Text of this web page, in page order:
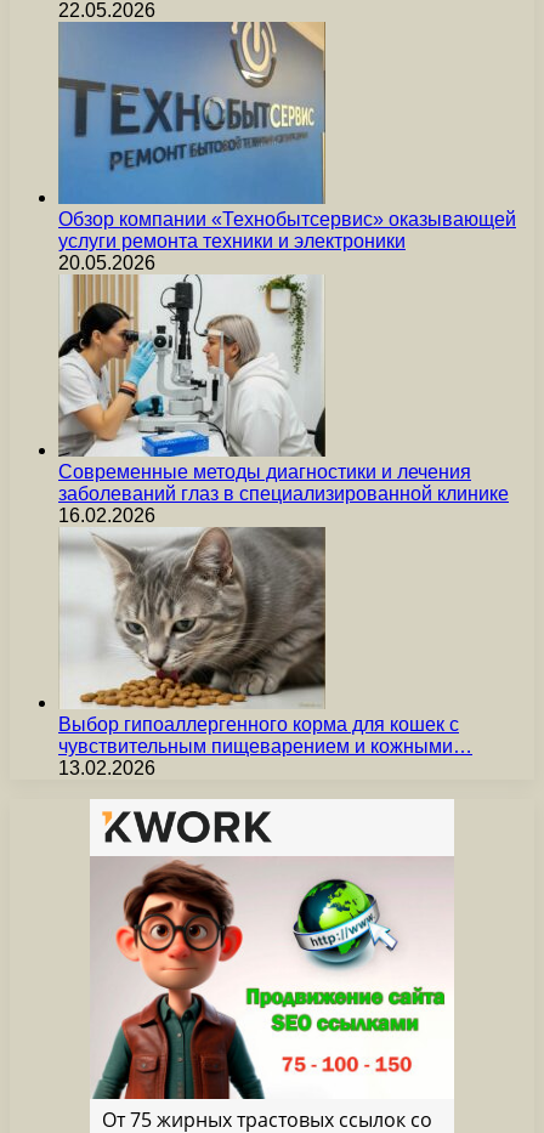
22.05.2026
Обзор компании «Технобытсервис» оказывающей
услуги ремонта техники и электроники
20.05.2026
Современные методы диагностики и лечения
заболеваний глаз в специализированной клинике
16.02.2026
Выбор гипоаллергенного корма для кошек с
чувствительным пищеварением и кожными…
13.02.2026